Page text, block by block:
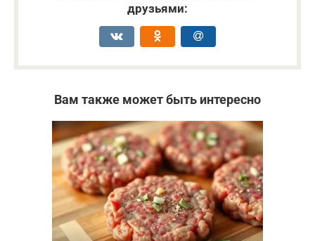
друзьями:
Вам также может быть интересно